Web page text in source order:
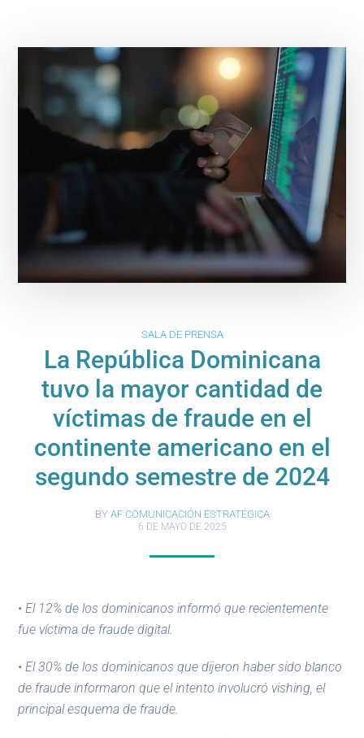
SALA DE PRENSA
La República Dominicana
tuvo la mayor cantidad de
víctimas de fraude en el
continente americano en el
segundo semestre de 2024
BY AF COMUNICACIÓN ESTRATÉGICA
6 DE MAYO DE 2025
• El 12% de los dominicanos informó que recientemente
fue víctima de fraude digital.
• El 30% de los dominicanos que dijeron haber sido blanco
de fraude informaron que el intento involucró vishing, el
principal esquema de fraude.